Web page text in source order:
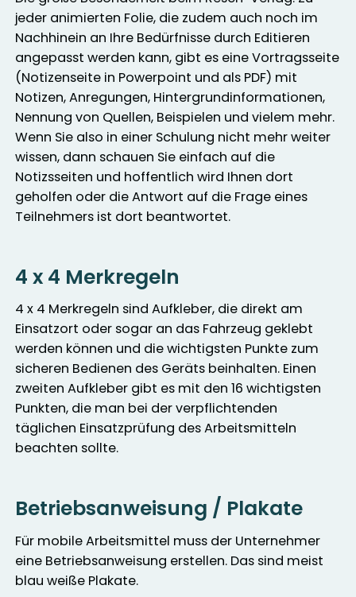
jeder animierten Folie, die zudem auch noch im
Nachhinein an Ihre Bedürfnisse durch Editieren
angepasst werden kann, gibt es eine Vortragsseite
(Notizenseite in Powerpoint und als PDF) mit
Notizen, Anregungen, Hintergrundinformationen,
Nennung von Quellen, Beispielen und vielem mehr.
Wenn Sie also in einer Schulung nicht mehr weiter
wissen, dann schauen Sie einfach auf die
Notizsseiten und hoffentlich wird Ihnen dort
geholfen oder die Antwort auf die Frage eines
Teilnehmers ist dort beantwortet.
4 x 4 Merkregeln
4 x 4 Merkregeln sind Aufkleber, die direkt am
Einsatzort oder sogar an das Fahrzeug geklebt
werden können und die wichtigsten Punkte zum
sicheren Bedienen des Geräts beinhalten. Einen
zweiten Aufkleber gibt es mit den 16 wichtigsten
Punkten, die man bei der verpflichtenden
täglichen Einsatzprüfung des Arbeitsmitteln
beachten sollte.
Betriebsanweisung / Plakate
Für mobile Arbeitsmittel muss der Unternehmer
eine Betriebsanweisung erstellen. Das sind meist
blau weiße Plakate.